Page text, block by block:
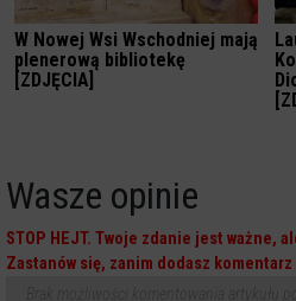
W Nowej Wsi Wschodniej mają
plenerową bibliotekę
[ZDJĘCIA]
Wasze opinie
STOP HEJT. Twoje zdanie jest ważne,
Zastanów się, zanim dodasz komentarz